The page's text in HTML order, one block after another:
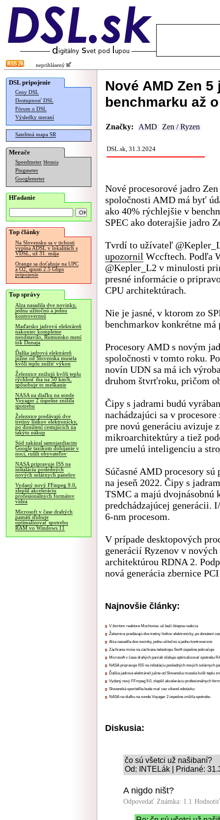
neprihlásený
DSL pripojenie
Ceny DSL
Dostupnosť DSL
Fórum o DSL
Výsledky meraní
Satelitná mapa SR
Merače
Speedmeter Merania
Pingmeter
Googlemeter
Hľadanie
Top články
Na Slovensku sa v tichosti
vypína ADSL v lokalitách s
VDSL, už 31. mája
Orange sa doťahuje na UPC
a O2, spustí 2.5 Gbps
pripojenie
Top správy
Alza nasadila dve novinky,
jednu užitočnú a jednu
kontroverznú
Maďarsko jadrovú elektráreň
nakoniec kompletne
neodstavilo, Rumunsko mení
tok Dunaja
Ďalšia jadrová elektráreň
južne od Slovenska musela
kvôli teplu znížiť výkon
Železnice znižujú kvôli teplu
rýchlosť iba na 50 km/h,
spôsobuje to meškanie
NASA na diaľku na sonde
Voyager 2 úspešne znížila
spotrebu
Železnice predávajú dve
tretiny lístkov elektronicky,
po donútení cestujúcich na
takýto nákup
Súd zakázal samojazdiacim
Google taxíkom dobíjanie v
noci, rušili obyvateľov
NASA pripravuje ISS na
inštaláciu posledných
nových solárnych panelov
Vydaný nový FFmpeg 9.0,
zlepšil akceleráciu
profesionálnych formátov
videa
Microsoft v čase drahých
pamätí sľubuje
optimalizovať spotrebu
RAM vo Windows 11
Nové AMD Zen
benchmarku až
Značky: AMD Zen / Ryzen
DSL.sk, 31.3.2024
Nové procesorové jadro Zen
spoločnosti AMD má byť
ako 40% rýchlejšie v
SPEC ako doterajšie jadro
Tvrdí to užívateľ
upozornil Wccftech. Podľa
@Kepler_L2 v minulosti
presné informácie o
CPU architektúrach.
Nie je jasné, v ktorom zo
benchmarkov konkrétne
Procesory AMD s novým
spoločnosti v tomto roku.
novín UDN sa má ich
druhom štvrťroku, pričom
Čipy s jadrami budú
nachádzajúci sa v
pre novú generáciu avizuje
mikroarchitektúry a tiež
pre umelú inteligenciu a
Súčasné AMD procesory sú
na jeseň 2022. Čipy s
TSMC a majú dvojnásobnú
predchádzajúcej generácii.
6-nm procesom.
V prípade desktopových
generácií Ryzenov v
architektúrou RDNA 2.
nová generácia zbernice
Najnovšie články:
V štvrtom reaktore Mochoviec už beží štiepna reakcia
Železnice predávajú dve tretiny lístkov elektronicky, po donútení
Alza nasadila dve novinky, jednu užitočnú a jednu kontroverznú
Záchrana misie na záchranu teleskopu Swift úspešne pokračuje
Microsoft v čase drahých pamätí sľubuje optimalizovať spotrebu
NASA pripravuje ISS na inštaláciu posledných nových solárnych
Ďalšia jadrová elektráreň južne od Slovenska musela kvôli teplu
Vydaný nový FFmpeg 9.0, zlepšil akceleráciu profesionálnych
Slovenská sporiteľňa bude mať cez víkend odstávku
NASA na diaľku na sonde Voyager 2 úspešne znížila spotrebu
Diskusia:
čo sú všetci už našibaní?
Od: INTELák | Pridané:
A nigdo ništ?
Odpovedať Známka: 1.1